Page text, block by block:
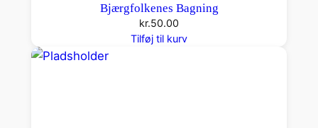
Bjærgfolkenes Bagning
kr.50.00
Tilføj til kurv